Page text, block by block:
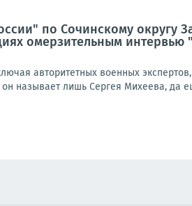
по Сочинскому округу
омерзительным
авторитетных военных
называет лишь Сергея Михеева, да